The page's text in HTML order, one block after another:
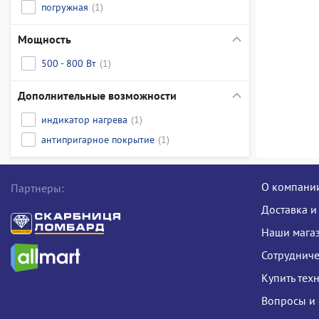
погружная (1)
Мощность
500 - 800 Вт (1)
Дополнительные возможности
индикатор нагрева (1)
антипригарное покрытие (1)
Партнеры:
О
Доставка
Наши
Купить
Вопросы и